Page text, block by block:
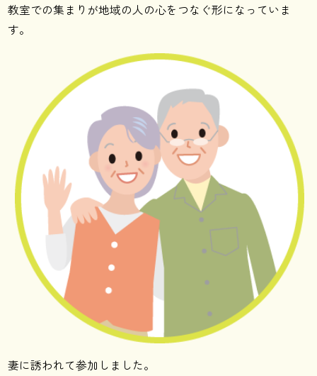
教室での集まりが地域の人の心をつなぐ形になっていま
す。
妻に誘われて参加しました。